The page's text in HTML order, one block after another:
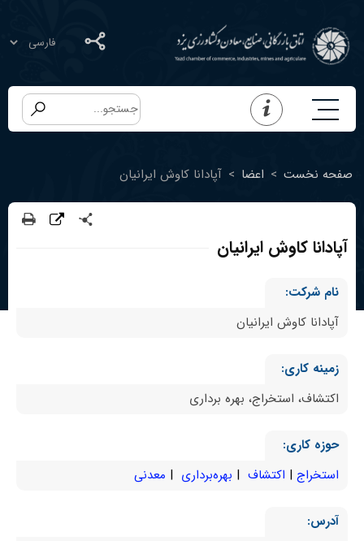
صفحه نخست > اعضا > آپادانا کاوش ایرانیان
آپادانا کاوش ایرانیان
نام شرکت:
آپادانا کاوش ایرانیان
زمینه کاری:
اکتشاف، استخراج، بهره برداری
حوزه کاری:
استخراج
اکتشاف بهره‌برداری معدنی
آدرس: